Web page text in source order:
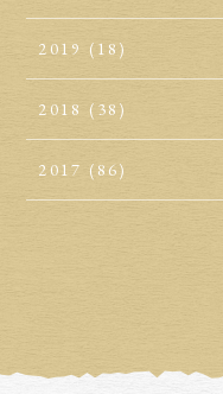
2019 (18)
2018 (38)
2017 (86)